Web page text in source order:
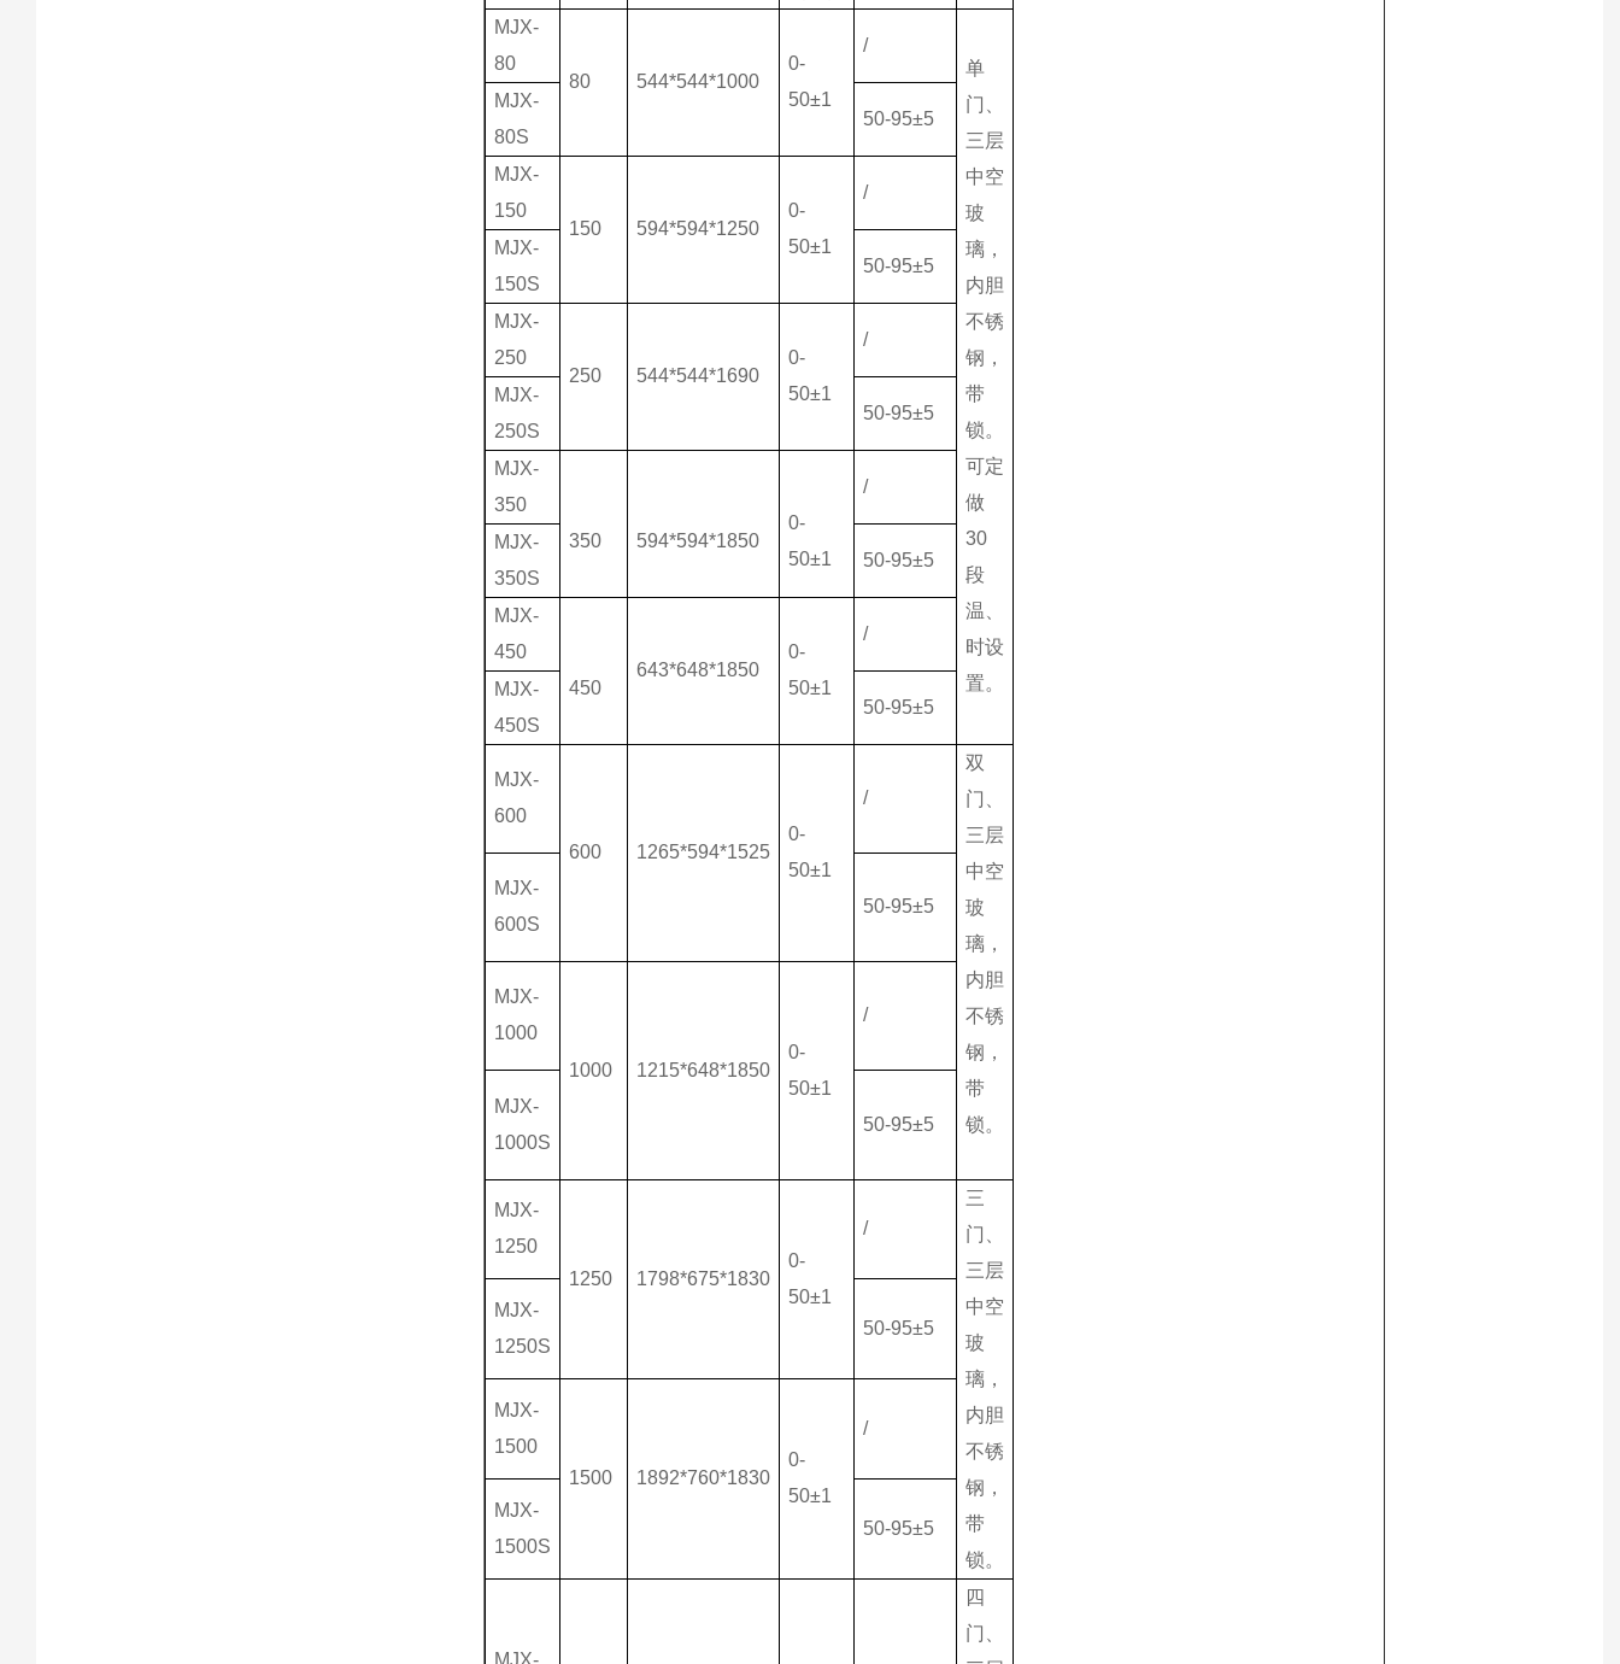
MJX-
80
80
544*544*1000
0-
50±1
/
单
门、
三层
中空
玻
璃，
内胆
不锈
钢，
带
锁。
可定
做
30
段
温、
时设
置。
MJX-
80S
50-95±5
MJX-
150
150
594*594*1250
0-
50±1
/
MJX-
150S
50-95±5
MJX-
250
250
544*544*1690
0-
50±1
/
MJX-
250S
50-95±5
MJX-
350
350
594*594*1850
0-
50±1
/
MJX-
350S
50-95±5
MJX-
450
450
643*648*1850
0-
50±1
/
MJX-
450S
50-95±5
MJX-
600
600
1265*594*1525
0-
50±1
/
双
门、
三层
中空
玻
璃，
内胆
不锈
钢，
带
锁。
MJX-
600S
50-95±5
MJX-
1000
1000
1215*648*1850
0-
50±1
/
MJX-
1000S
50-95±5
MJX-
1250
1250
1798*675*1830
0-
50±1
/
三
门、
三层
中空
玻
璃，
内胆
不锈
钢，
带
锁。
MJX-
1250S
50-95±5
MJX-
1500
1500
1892*760*1830
0-
50±1
/
MJX-
1500S
50-95±5
MJX-
四
门、